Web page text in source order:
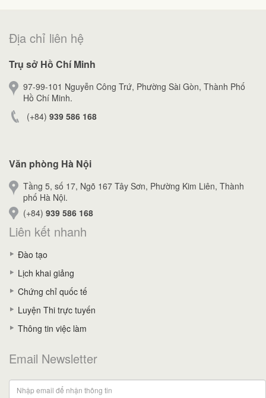
Địa chỉ liên hệ
Trụ sở Hồ Chí Minh
97-99-101 Nguyễn Công Trứ, Phường Sài Gòn, Thành Phố
Hồ Chí Minh.
(+84) 939 586 168
Văn phòng Hà Nội
Tầng 5, số 17, Ngõ 167 Tây Sơn, Phường Kim Liên, Thành
phố Hà Nội.
(+84) 939 586 168
Liên kết nhanh
Đào tạo
Lịch khai giảng
Chứng chỉ quốc tế
Luyện Thi trực tuyến
Thông tin việc làm
Email Newsletter